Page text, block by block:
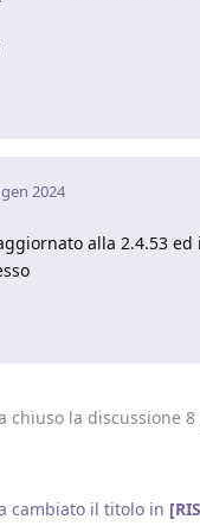
2024
alla 2.4.53
chiuso la discussione 8
cambiato il titolo in